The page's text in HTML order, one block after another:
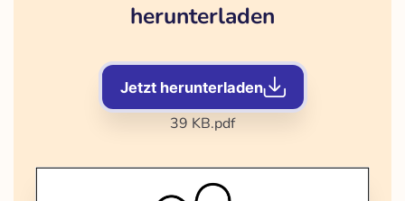
herunterladen
Jetzt herunterladen
39 KB.pdf